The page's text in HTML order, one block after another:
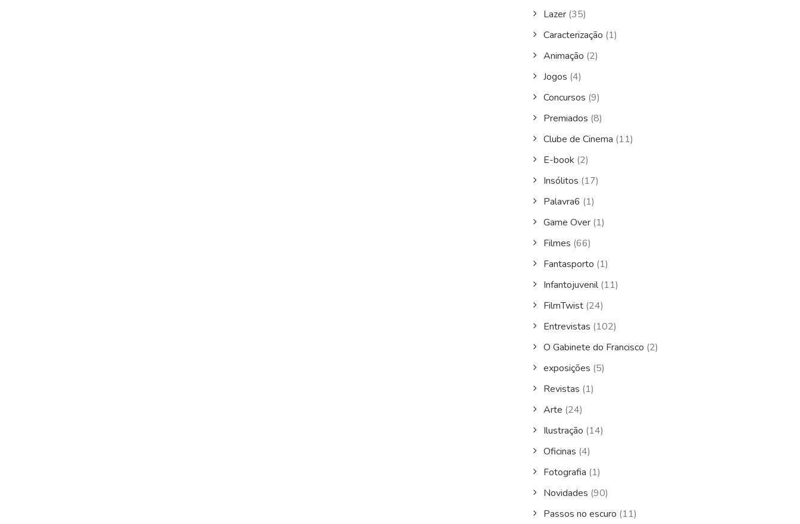
Lazer (35)
Caracterização (1)
Animação (2)
Jogos (4)
Concursos (9)
Premiados (8)
Clube de Cinema (11)
E-book (2)
Insólitos (17)
Palavra6 (1)
Game Over (1)
Filmes (66)
Fantasporto (1)
Infantojuvenil(11)
FilmTwist (24)
Entrevistas (102)
O Gabinete do Francisco (2)
exposições (5)
Revistas (1)
Arte (24)
Ilustração (14)
Oficinas (4)
Fotografia (1)
Novidades (90)
Passos no escuro (11)